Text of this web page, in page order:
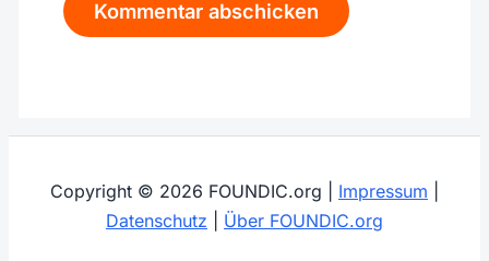
Copyright © 2026 FOUNDIC.org | Impressum
Datenschutz
Über FOUNDIC.org